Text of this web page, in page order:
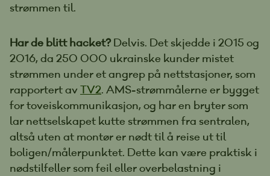
strømmen til.
Har de blitt hacket? Delvis. Det skjedde i 2015 og
2016, da 250 000 ukrainske kunder mistet
strømmen under et angrep på nettstasjoner, som
rapportert avTV2. AMS-strømmålerne er bygget
for toveiskommunikasjon, og har en bryter som
lar nettselskapet kutte strømmen fra sentralen,
altså uten at montør er nødt til å reise ut til
boligen/målerpunktet. Dette kan være praktisk i
nødstilfeller som feil eller overbelastning i